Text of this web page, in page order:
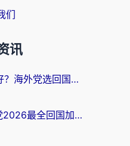
们
讯
ChickCN和章鱼哪个好？海外党选回国加速器的3个关键维度 + 实用避坑指南
中国VPN评测：海外党2026最全回国加速器选择指南，告别地区限制不踩坑